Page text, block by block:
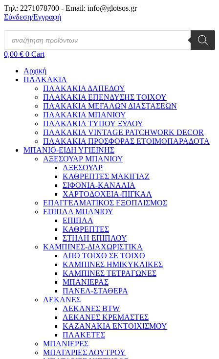
Μετάβαση
στο
Τηλ: 2271078700 - Email: info@glotsos.gr
Σύνδεση/Εγγραφή
Products
search
0,00 € 0 Cart
Αρχική
ΠΛΑΚΑΚΙΑ
ΠΛΑΚΑΚΙΑ ΔΑΠΕΔΟΥ
ΠΛΑΚΑΚΙΑ ΕΠΕΝΔΥΣΗΣ ΤΟΙΧΟΥ
ΠΛΑΚΑΚΙΑ ΜΕΓΑΛΩΝ ΔΙΑΣΤΑΣΕΩΝ
ΠΛΑΚΑΚΙΑ ΜΠΑΝΙΟΥ
ΠΛΑΚΑΚΙΑ ΤΥΠΟΥ ΞΥΛΟΥ
ΠΛΑΚΑΚΙΑ VINTAGE PATCHWORK DECOR
ΠΛΑΚΑΚΙΑ ΠΡΟΣΦΟΡΑΣ ΕΤΟΙΜΟΠΑΡΑΔΟΤΑ
ΜΠΑΝΙΟ-ΕΙΔΗ ΥΓΙΕΙΝΗΣ
ΑΞΕΣΟΥΑΡ ΜΠΑΝΙΟΥ
ΑΞΕΣΟΥΑΡ
ΚΑΘΡΕΠΤΕΣ ΜΑΚΙΓΙΑΖ
ΣΙΦΟΝΙΑ-ΚΑΝΑΛΙΑ
ΧΑΡΤΟΔΟΧΕΙΑ-ΠΙΓΚΑΛ
ΕΠΑΓΓΕΛΜΑΤΙΚΟΣ ΕΞΟΠΛΙΣΜΟΣ
ΕΠΙΠΛΑ ΜΠΑΝΙΟΥ
ΕΠΙΠΛΑ
ΚΑΘΡΕΠΤΕΣ
ΣΤΗΛΗ ΕΠΙΠΛΟΥ
ΚΑΜΠΙΝΕΣ-ΔΙΑΧΩΡΙΣΤΙΚΑ
ΑΠΟ ΤΟΙΧΟ ΣΕ ΤΟΙΧΟ
ΚΑΜΠΙΝΕΣ ΗΜΙΚΥΚΛΙΚΕΣ
ΚΑΜΠΙΝΕΣ ΤΕΤΡΑΓΩΝΕΣ
ΜΠΑΝΙΕΡΑΣ
ΠΑΝΕΛ-ΣΤΑΘΕΡΑ
ΛΕΚΑΝΕΣ
ΛΕΚΑΝΕΣ BTW
ΛΕΚΑΝΕΣ ΚΡΕΜΑΣΤΕΣ
ΚΑΖΑΝΑΚΙΑ ΕΝΤΟΙΧΙΣΜΟΥ
ΠΛΑΚΕΤΕΣ
ΜΠΑΝΙΕΡΕΣ
ΜΠΑΤΑΡΙΕΣ ΛΟΥΤΡΟΥ